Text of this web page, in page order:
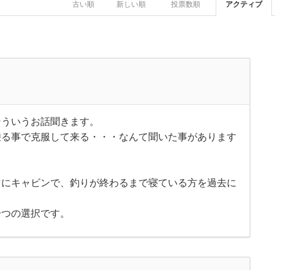
アクティブ
投票数順
新しい順
古い順
いうお話聞きます。
事で克服して来る・・・なんて聞いた事があります
キャビンで、釣りが終わるまで寝ている方を過去に
の選択です。